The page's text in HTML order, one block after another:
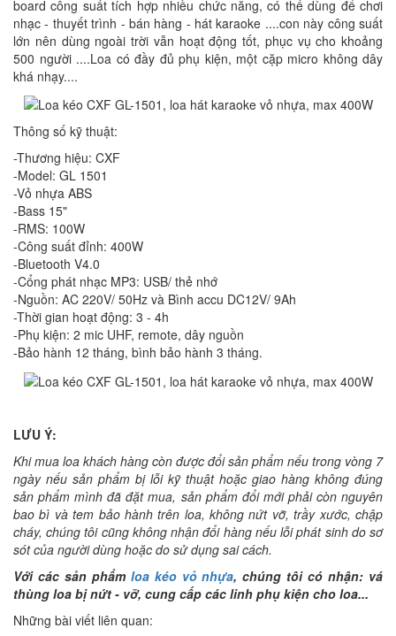
board công suất tích hợp nhiều chức năng, có thế dùng để chơi
nhạc - thuyết trình - bán hàng - hát karaoke ....con này công suất
lớn nên dùng ngoài trời vẫn hoạt động tốt, phục vụ cho khoảng
500 người ....Loa có đầy đủ phụ kiện, một cặp micro không dây
khá nhạy....
Thông số kỹ thuật:
-Thương hiệu: CXF
-Model: GL 1501
-Vỏ nhựa ABS
-Bass 15"
-RMS: 100W
-Công suất đỉnh: 400W
-Bluetooth V4.0
-Cổng phát nhạc MP3: USB/ thẻ nhớ
-Nguồn: AC 220V/ 50Hz và Bình accu DC12V/ 9Ah
-Thời gian hoạt động: 3 - 4h
-Phụ kiện: 2 mic UHF, remote, dây nguồn
-Bảo hành 12 tháng, bình bảo hành 3 tháng.
LƯU Ý:
Khi mua loa khách hàng còn được đổi sản phẩm nếu trong vòng 7
ngày nếu sản phẩm bị lỗi kỹ thuật hoặc giao hàng không đúng
sản phẩm mình đã đặt mua, sản phẩm đổi mới phải còn nguyên
bao bì và tem bảo hành trên loa, không nứt vỡ, trầy xước, chập
cháy, chúng tôi cũng không nhận đổi hàng nếu lỗi phát sinh do sơ
sót của người dùng hoặc do sử dụng sai cách.
Với các sản phẩm loa kéo vỏ nhựa, chúng tôi có nhận: vá
thùng loa bị nứt - vỡ, cung cấp các linh phụ kiện cho loa...
Những bài viết liên quan: